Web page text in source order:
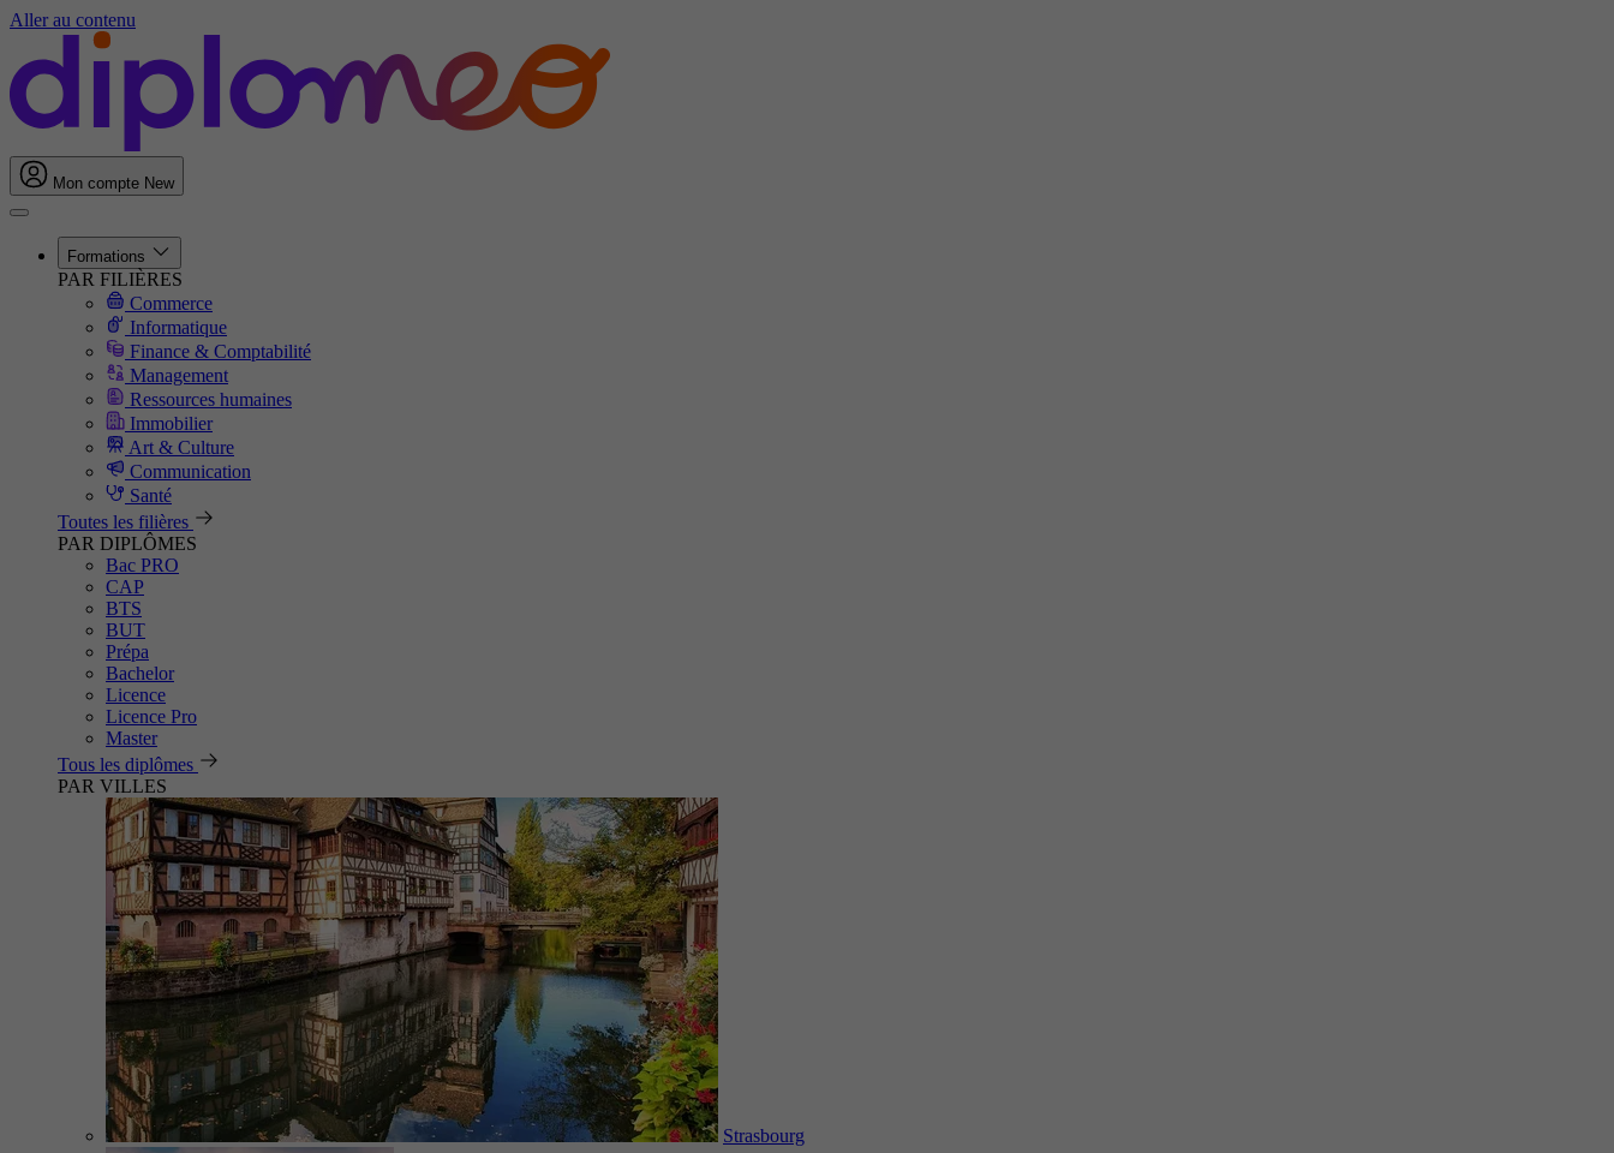
Aller au contenu
Mon compte New
Formations
PAR FILIÈRES
Commerce
Informatique
Finance & Comptabilité
Management
Ressources humaines
Immobilier
Art & Culture
Communication
Santé
Toutes les filières
PAR DIPLÔMES
Bac PRO
CAP
BTS
BUT
Prépa
Bachelor
Licence
Licence Pro
Master
Tous les diplômes
PAR VILLES
Strasbourg